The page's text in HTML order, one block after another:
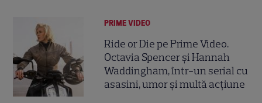
PRIME VIDEO
Ride or Die pe Prime Video.
Octavia Spencer și Hannah
Waddingham, într-un serial cu
asasini, umor și multă acțiune